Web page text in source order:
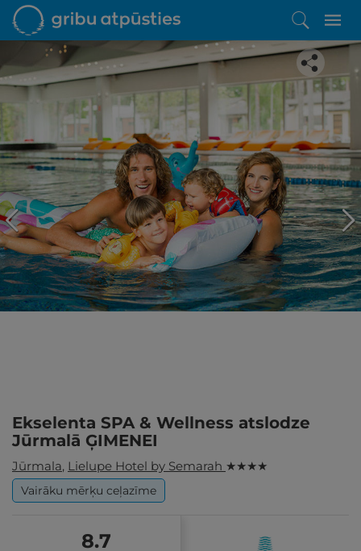
Iepatikās šis piedāvājums?
Līdz brīnišķīgai atpūtai atlikuši tikai daži soļi
PĒRKU
Ekselenta SPA & Wellness atslodze
Jūrmalā ĢIMENEI
Jūrmala, Lielupe Hotel by Semarah ★ ★ ★ ★
Vairāku mērķu ceļazīme
8.7